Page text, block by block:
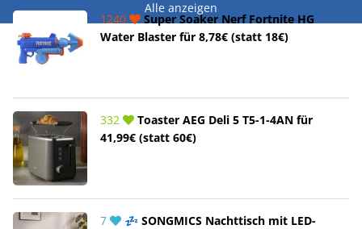
Alle anzeigen
1240
Super Soaker Nerf Fortnite HG
Water Blaster für 8,78€ (statt 18€)
332
Toaster AEG Deli 5 T5-1-4AN für
41,99€ (statt 60€)
7
💤 SONGMICS Nachttisch mit LED-